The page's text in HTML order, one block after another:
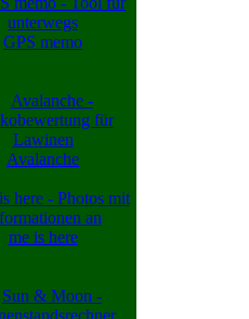
GPS memo
Avalanche
me is here